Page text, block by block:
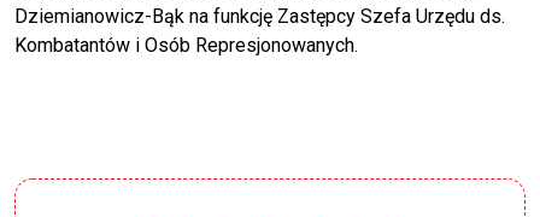
Dziemianowicz-Bąk na funkcję Zastępcy Szefa Urzędu ds.
Kombatantów i Osób Represjonowanych.